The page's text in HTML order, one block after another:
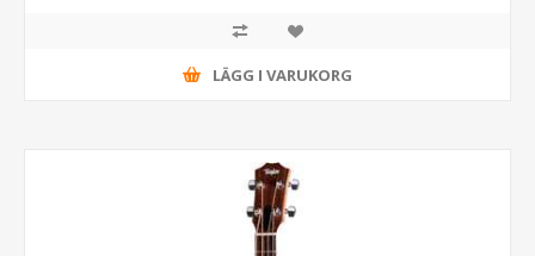
LÄGG I VARUKORG